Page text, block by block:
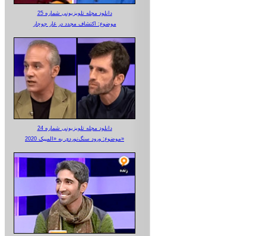
دانلود مجله تلویزیونی شماره 25
موضوع: اکتشاف مجدد در غار جوجار
دانلود مجله تلویزیونی شماره 24
موضوع: ورود سنگ‌نوردی به «المپیک 2020»